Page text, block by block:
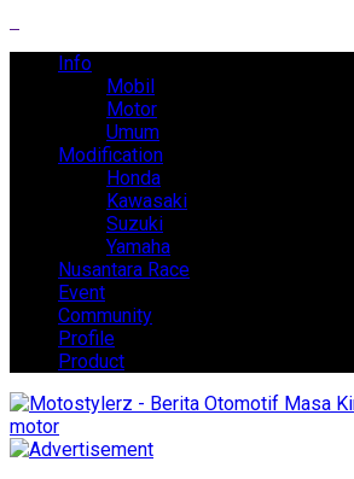
Info
Mobil
Motor
Umum
Modification
Honda
Kawasaki
Suzuki
Yamaha
Nusantara Race
Event
Community
Profile
Product